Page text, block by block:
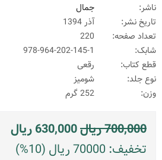
ناشر:
جمال
تاریخ نشر:
آذر 1394
تعداد صفحه:
شابک:
978-964-202-145-1
قطع کتاب:
رقعی
نوع جلد:
شومیز
وزن:
700,000ریال630,000ریال
تخفیف: 70000 ریال (10%)